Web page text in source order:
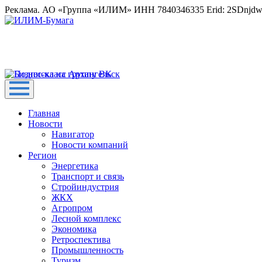
Реклама. АО «Группа «ИЛИМ» ИНН 7840346335 Erid:
Главная
Новости
Навигатор
Новости компаний
Регион
Энергетика
Транспорт и связь
Стройиндустрия
ЖКХ
Агропром
Лесной комплекс
Экономика
Ретроспектива
Промышленность